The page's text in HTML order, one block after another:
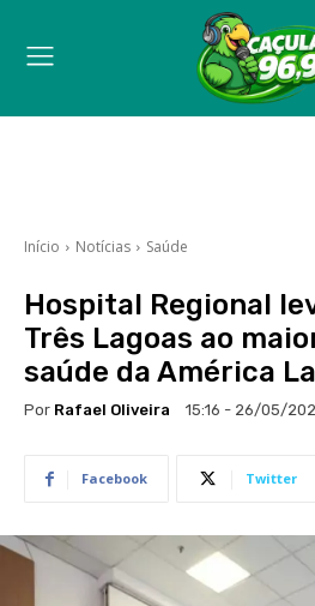
Início Notícias Saúde
Hospital Regional
Três Lagoas ao
saúde da América
Por Rafael Oliveira 15:16 - 26/05/
Facebook Twitter